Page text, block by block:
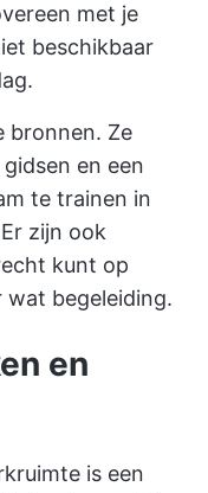
met je
beschikbaar
bronnen. Ze
en een
te trainen in
zijn ook
kunt op
begeleiding.
en
is een